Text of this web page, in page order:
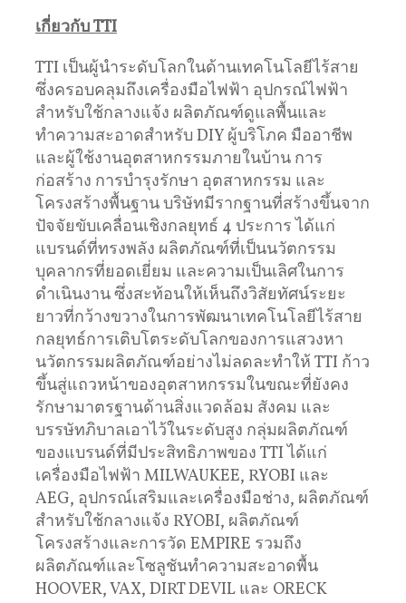
เกี่ยวกับTTI
TTI เป็นผู้นำระดับโลกในด้านเทคโนโลยีไร้สาย
ซึ่งครอบคลุมถึงเครื่องมือไฟฟ้า อุปกรณ์ไฟฟ้า
สำหรับใช้กลางแจ้ง ผลิตภัณฑ์ดูแลพื้นและ
ทำความสะอาดสำหรับ DIY ผู้บริโภค มืออาชีพ
และผู้ใช้งานอุตสาหกรรมภายในบ้าน การ
ก่อสร้าง การบำรุงรักษา อุตสาหกรรม และ
โครงสร้างพื้นฐาน บริษัทมีรากฐานที่สร้างขึ้นจาก
ปัจจัยขับเคลื่อนเชิงกลยุทธ์ 4 ประการ ได้แก่
แบรนด์ที่ทรงพลัง ผลิตภัณฑ์ที่เป็นนวัตกรรม
บุคลากรที่ยอดเยี่ยม และความเป็นเลิศในการ
ดำเนินงาน ซึ่งสะท้อนให้เห็นถึงวิสัยทัศน์ระยะ
ยาวที่กว้างขวางในการพัฒนาเทคโนโลยีไร้สาย
กลยุทธ์การเติบโตระดับโลกของการแสวงหา
นวัตกรรมผลิตภัณฑ์อย่างไม่ลดละทำให้ TTI ก้าว
ขึ้นสู่แถวหน้าของอุตสาหกรรมในขณะที่ยังคง
รักษามาตรฐานด้านสิ่งแวดล้อม สังคม และ
บรรษัทภิบาลเอาไว้ในระดับสูง กลุ่มผลิตภัณฑ์
ของแบรนด์ที่มีประสิทธิภาพของ TTI ได้แก่
เครื่องมือไฟฟ้า MILWAUKEE, RYOBI และ
AEG, อุปกรณ์เสริมและเครื่องมือช่าง, ผลิตภัณฑ์
สำหรับใช้กลางแจ้ง RYOBI, ผลิตภัณฑ์
โครงสร้างและการวัด EMPIRE รวมถึง
ผลิตภัณฑ์และโซลูชันทำความสะอาดพื้น
HOOVER, VAX, DIRT DEVIL และ ORECK